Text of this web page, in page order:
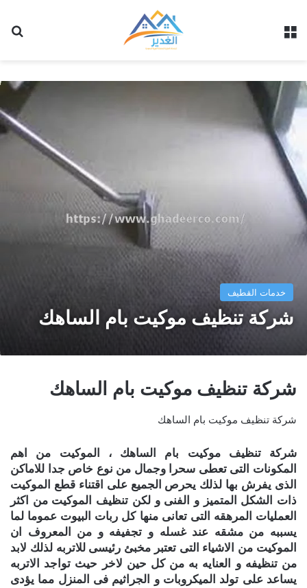
خدمات القطيف
شركة تنظيف موكيت بام الساهك
شركة تنظيف موكيت بام الساهك
شركة تنظيف موكيت بام الساهك
شركة تنظيف موكيت بام الساهك ، الموكيت من اهم
المكونات التى تعطى سحرا وجمال من نوع خاص جدا للاماكن
الذى يفرش بها لذلك يحرص الجميع على اقتناء قطع الموكيت
ذات الشكل المتميز و الفنى و لكن تنظيف الموكيت من اكثر
العمليات المرهقه التى تعانى منها كل ربات البيوت عموما لما
يسببه من مشقه عند غسله و تجفيفه و من المعروف ان
الموكيت من الاشياء التى تعتبر مخبئ رئيسى للاتربه لذلك لابد
من تنظيفه و العنايه به من كل حين لاخر حيث تواجد الاتربه
يساعد على تولد الميكروبات و الجراثيم فى المنزل مما يؤدى